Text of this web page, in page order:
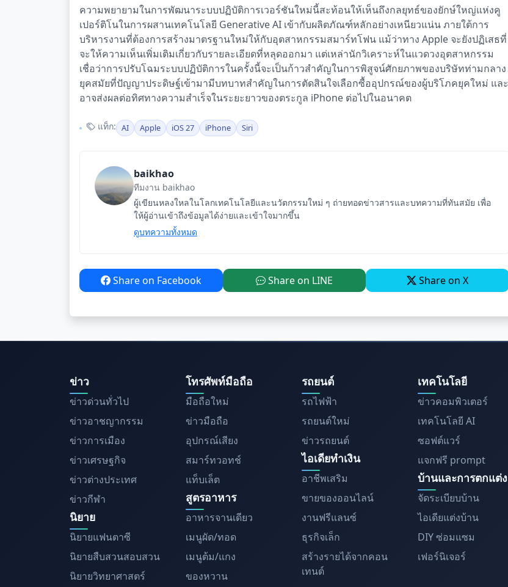
ความพยายามในการพัฒนาระบบปฏิบัติการเวอร์ชันใหม่นี้สะท้อนให้เห็นถึงกลยุทธ์ของยักษ์ใหญ่แห่งคู
เปอร์ติโนในการผสานเทคโนโลยี Generative AI เข้ากับผลิตภัณฑ์หลักอย่างเหนียวแน่น ภายใต้การ
บริหารงานที่ต้องการสร้างมาตรฐานใหม่ให้กับอุตสาหกรรมสมาร์ทโฟน แม้ว่าทาง Apple จะยังปฏิเสธที่
จะให้ความเห็นเพิ่มเติมเกี่ยวกับรายละเอียดที่หลุดออกมา แต่เหล่านักวิเคราะห์ในแวดวงอุตสาหกรรม
เชื่อว่าการปรับโฉมระบบปฏิบัติการในครั้งนี้จะเป็นก้าวสำคัญในการพิสูจน์ศักยภาพของบริษัทท่ามกลาง
ยุคสมัยที่ปัญญาประดิษฐ์เข้ามามีบทบาทสำคัญในการตัดสินใจเลือกซื้ออุปกรณ์ของผู้บริโภคยุคใหม่ และ
อาจส่งผลต่อทิศทางความสำเร็จในระยะยาวของตระกูล iPhone ต่อไปในอนาคต
แท็ก: AI Apple iOS 27 iPhone Siri
baikhao
ทีมงาน baikhao
ผู้เขียนหลงใหลในโลกเทคโนโลยีและนวัตกรรมใหม่ ๆ ถ่ายทอดข่าวสารและบทความที่ทันสมัย เพื่อ
ให้ผู้อ่านเข้าถึงข้อมูลได้ง่ายและเข้าใจมากขึ้น
ดูบทความทั้งหมด
Share on Facebook Share on LINE Share on X
ข่าว
ข่าวด่วนทั่วไป
ข่าวอาชญากรรม
ข่าวการเมือง
ข่าวเศรษฐกิจ
ข่าวต่างประเทศ
ข่าวกีฬา
นิยาย
นิยายแฟนตาซี
นิยายสืบสวนสอบสวน
นิยายวิทยาศาสตร์
โทรศัพท์มือถือ
มือถือใหม่
ข่าวมือถือ
อุปกรณ์เสียง
สมาร์ทวอทช์
แท็บเล็ต
สูตรอาหาร
อาหารจานเดียว
เมนูผัด/ทอด
เมนูต้ม/แกง
ของหวาน
รถยนต์
รถไฟฟ้า
รถยนต์ใหม่
ข่าวรถยนต์
ไอเดียทำเงิน
อาชีพเสริม
ขายของออนไลน์
งานฟรีแลนซ์
ธุรกิจเล็ก
สร้างรายได้จากคอน
เทนต์
เทคโนโลยี
ข่าวคอมพิวเตอร์
เทคโนโลยี AI
ซอฟต์แวร์
แจกฟรี prompt
บ้านและการตกแต่ง
จัดระเบียบบ้าน
ไอเดียแต่งบ้าน
DIY ซ่อมแซม
เฟอร์นิเจอร์